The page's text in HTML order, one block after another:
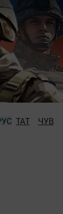
ТАТ ЧУВ